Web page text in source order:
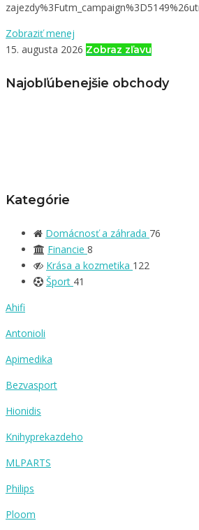
Zobraziť menej
15. augusta 2026 Zobraz zľavu
Najobľúbenejšie obchody
Kategórie
Domácnosť a záhrada 76
Financie 8
Krása a kozmetika 122
Šport 41
Ahifi
Antonioli
Apimedika
Bezvasport
Hionidis
Knihyprekazdeho
MLPARTS
Philips
Ploom